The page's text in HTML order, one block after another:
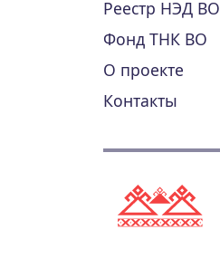
Реестр НЭД ВО
Фонд ТНК ВО
О проекте
Контакты